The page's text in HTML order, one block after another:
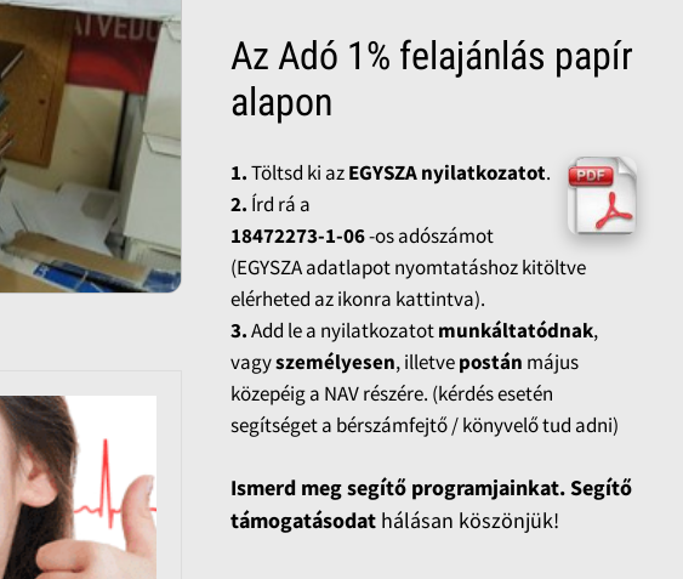
Az Adó 1% felajánlás papír
alapon
1.Töltsd ki azEGYSZA nyilatkozatot.
2. Írd rá a
18472273-1-06-os adószámot
(EGYSZA adatlapot nyomtatáshoz kitöltve
elérheted az ikonra kattintva).
3.Add le a nyilatkozatotmunkáltatódnak,
vagyszemélyesen, illetvepostán május
közepéig a NAV részére. (kérdés esetén
segítséget a bérszámfejtő / könyvelő tud adni)
Ismerd meg segítő programjainkat. Segítő
támogatásodat hálásan köszönjük!